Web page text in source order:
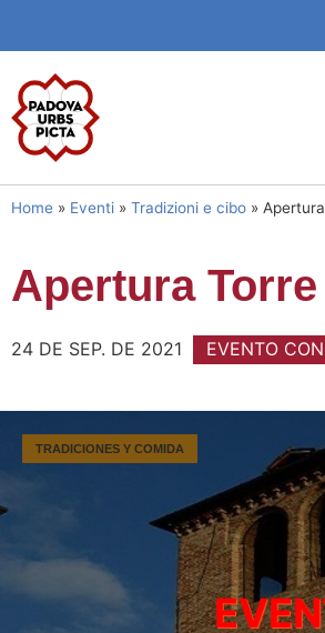
Home » Eventi » Tradizioni e cibo »
Apertura
24 DE SEP. DE 2021 EVENTO
TRADICIONES Y COMIDA